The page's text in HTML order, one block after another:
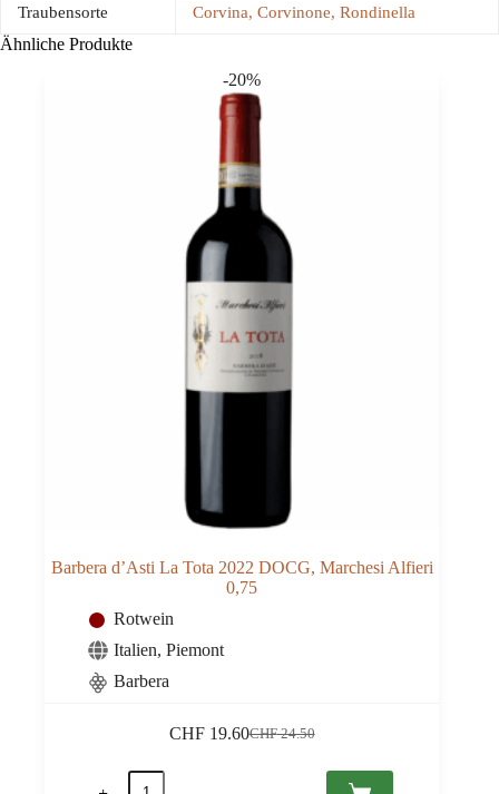
Traubensorte Corvina, Corvinone, Rondinella
Ähnliche Produkte
-20%
Barbera d’Asti La Tota 2022 DOCG, Marchesi Alfieri
0,75
Rotwein
Italien, Piemont
Barbera
CHF24.50
Ursprünglicher
CHF19.60Aktueller
Barbera